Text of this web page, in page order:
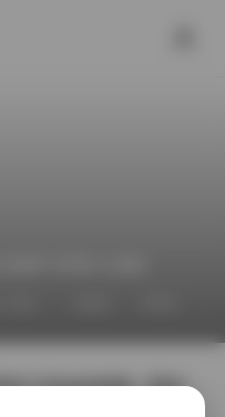
小玉baby到场，阳光